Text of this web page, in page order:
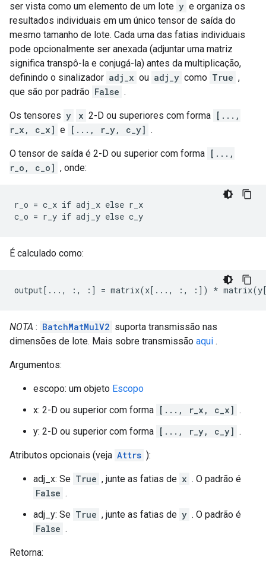
ser vista como um elemento de um lote y e organiza os
resultados individuais em um único tensor de saída do
mesmo tamanho de lote. Cada uma das fatias individuais
pode opcionalmente ser anexada (adjuntar uma matriz
significa transpô-la e conjugá-la) antes da multiplicação,
definindo o sinalizador adj_x ou adj_y como True ,
que são por padrão False .
Os tensores y x 2-D ou superiores com forma [...,
r_x, c_x] e [..., r_y, c_y] .
O tensor de saída é 2-D ou superior com forma [...,
r_o, c_o] , onde:
r_o = c_x if adj_x else r_x
c_o = r_y if adj_y else c_y
É calculado como:
output[..., :, :] = matrix(x[..., :, :]) *
NOTA : BatchMatMulV2 suporta transmissão nas
dimensões de lote. Mais sobre transmissão aqui .
Argumentos:
escopo: um objeto Escopo
x: 2-D ou superior com forma [..., r_x, c_x] .
y: 2-D ou superior com forma [..., r_y, c_y] .
Atributos opcionais (veja Attrs ):
adj_x: Se True , junte as fatias de x . O padrão é
False .
adj_y: Se True , junte as fatias de y . O padrão é
False .
Retorna: